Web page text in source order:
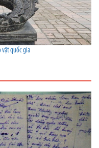
vật quốc gia